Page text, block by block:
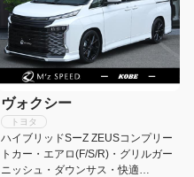
ヴォクシー
トヨタ
ハイブリッドSーZ ZEUSコンプリー
トカー・エアロ(F/S/R)・グリルガー
ニッシュ・ダウンサス・快適